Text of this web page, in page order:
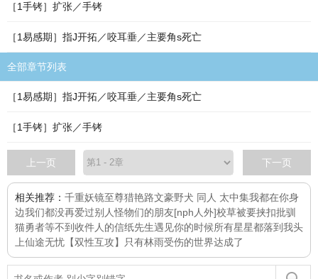
［1手铐］扩张／手铐
［1易感期］指J开拓／咬耳垂／主要角s死亡
全部章节列表
［1易感期］指J开拓／咬耳垂／主要角s死亡
［1手铐］扩张／手铐
上一页 下一页
相关推荐： 千重妖镜至尊猎艳路文豪野犬 同人 太中集我都在你身
边我们都没再爱过别人怪物们的朋友[nph人外]校草被要挟扣批驯
猫勇者等不到收件人的信纸先生遇见你的时候所有星星都落到我头
上仙途无忧 【双性互攻】只有林雨受伤的世界达成了